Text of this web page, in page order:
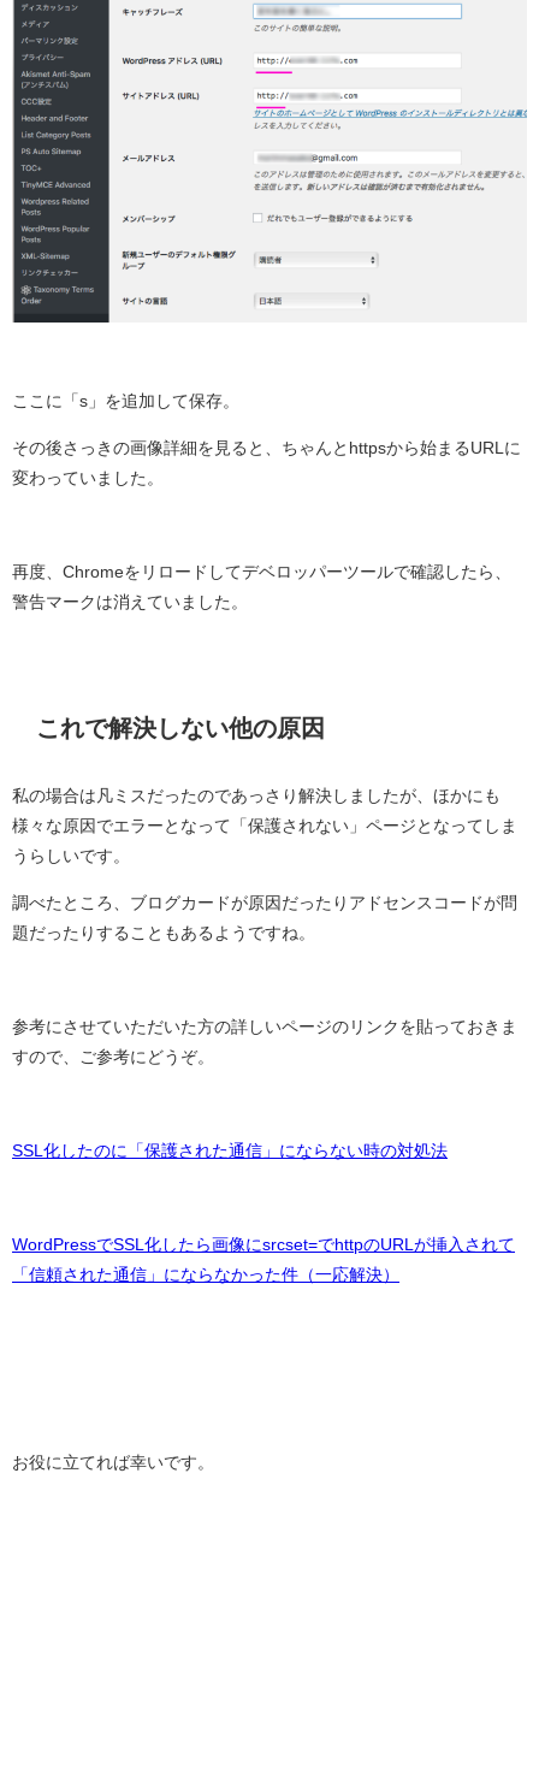
ここに「s」を追加して保存。
その後さっきの画像詳細を見ると、ちゃんとhttpsから始まるURLに
変わっていました。
再度、Chromeをリロードしてデベロッパーツールで確認したら、
警告マークは消えていました。
これで解決しない他の原因
私の場合は凡ミスだったのであっさり解決しましたが、ほかにも
様々な原因でエラーとなって「保護されない」ページとなってしま
うらしいです。
調べたところ、ブログカードが原因だったりアドセンスコードが問
題だったりすることもあるようですね。
参考にさせていただいた方の詳しいページのリンクを貼っておきま
すので、ご参考にどうぞ。
SSL化したのに「保護された通信」にならない時の対処法
WordPressでSSL化したら画像にsrcset=でhttpのURLが挿入されて
「信頼された通信」にならなかった件（一応解決）
お役に立てれば幸いです。